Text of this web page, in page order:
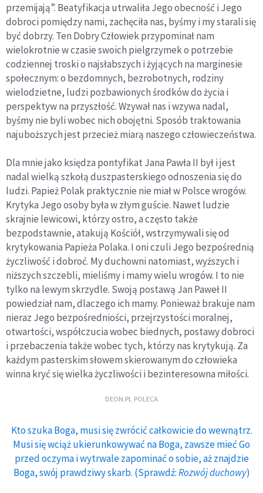
przemijają”. Beatyfikacja utrwaliła Jego obecność i Jego
dobroci pomiędzy nami, zachęciła nas, byśmy i my starali się
być dobrzy. Ten Dobry Człowiek przypominał nam
wielokrotnie w czasie swoich pielgrzymek o potrzebie
codziennej troski o najsłabszych i żyjących na marginesie
społecznym: o bezdomnych, bezrobotnych, rodziny
wielodzietne, ludzi pozbawionych środków do życia i
perspektyw na przyszłość. Wzywał nas i wzywa nadal,
byśmy nie byli wobec nich obojętni. Sposób traktowania
najuboższych jest przecież miarą naszego człowieczeństwa.
Dla mnie jako księdza pontyfikat Jana Pawła II był i jest
nadal wielką szkołą duszpasterskiego odnoszenia się do
ludzi. Papież Polak praktycznie nie miał w Polsce wrogów.
Krytyka Jego osoby była w złym guście. Nawet ludzie
skrajnie lewicowi, którzy ostro, a często także
bezpodstawnie, atakują Kościół, wstrzymywali się od
krytykowania Papieża Polaka. I oni czuli Jego bezpośrednią
życzliwość i dobroć. My duchowni natomiast, wyższych i
niższych szczebli, mieliśmy i mamy wielu wrogów. I to nie
tylko na lewym skrzydle. Swoją postawą Jan Paweł II
powiedział nam, dlaczego ich mamy. Ponieważ brakuje nam
nieraz Jego bezpośredniości, przejrzystości moralnej,
otwartości, współczucia wobec biednych, postawy dobroci
i przebaczenia także wobec tych, którzy nas krytykują. Za
każdym pasterskim słowem skierowanym do człowieka
winna kryć się wielka życzliwości i bezinteresowna miłości.
DEON.PL POLECA
Kto szuka Boga, musi się zwrócić całkowicie do wewnątrz.
Musi się wciąż ukierunkowywać na Boga, zawsze mieć Go
przed oczyma i wytrwale zapominać o sobie, aż znajdzie
Boga, swój prawdziwy skarb. (Sprawdź:Rozwój duchowy)